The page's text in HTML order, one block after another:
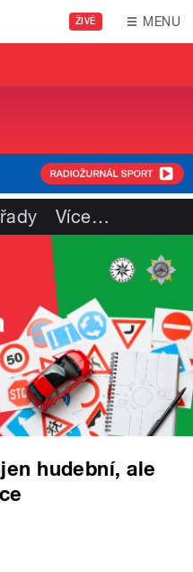
ŽIVĚ MENU
Více…
hudební, ale